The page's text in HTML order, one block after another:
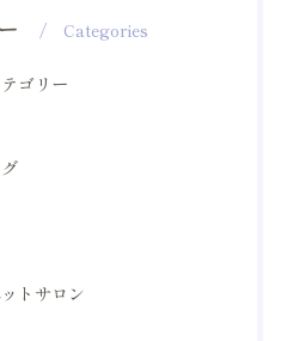
Categories
ゴリー
トサロン